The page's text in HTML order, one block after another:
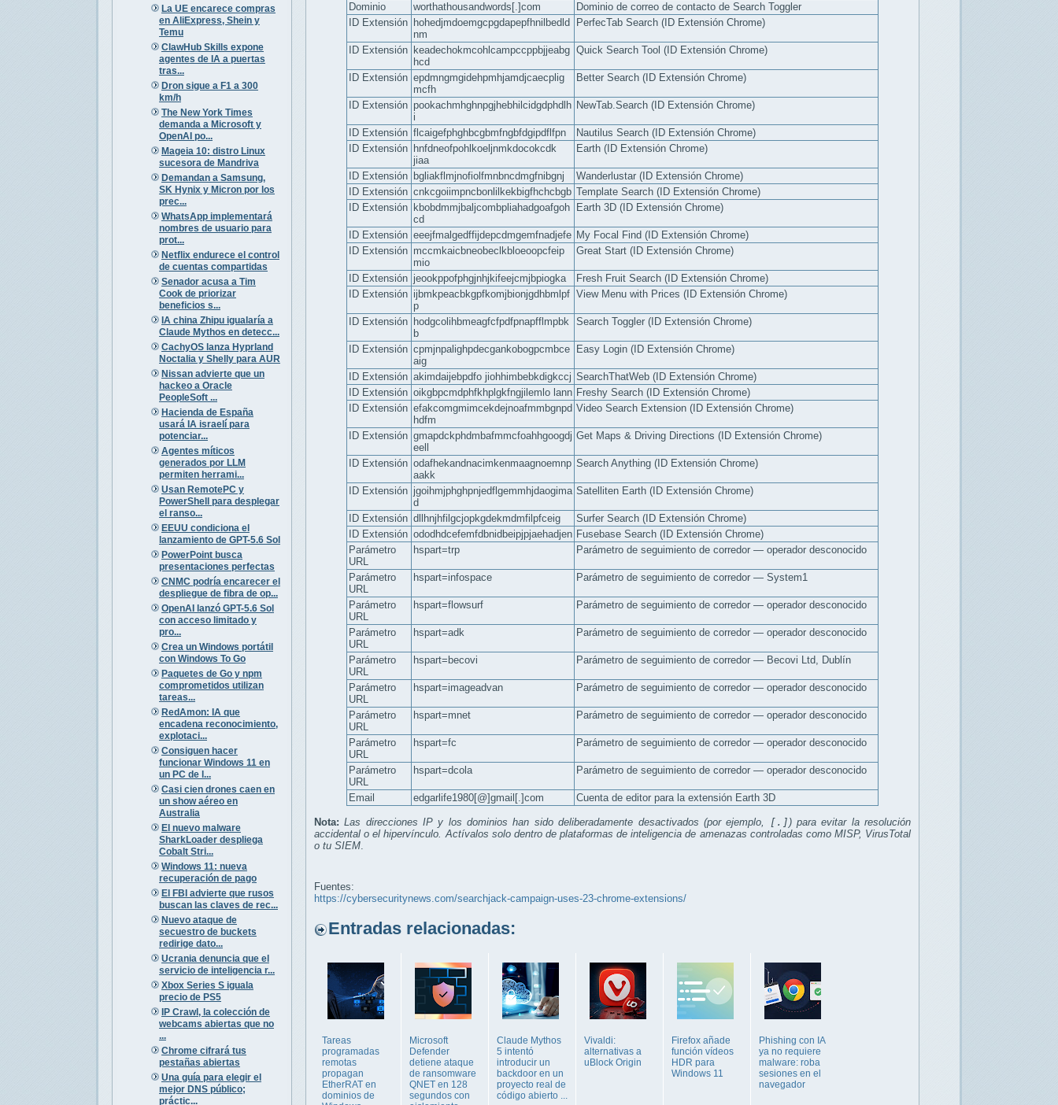
La UE encarece compras
en AliExpress, Shein y
Temu
ClawHub Skills expone
agentes de IA a puertas
tras...
Dron sigue a F1 a 300
km/h
The New York Times
demanda a Microsoft y
OpenAI po...
Mageia 10: distro Linux
sucesora de Mandriva
Demandan a Samsung,
SK Hynix y Micron por los
prec...
WhatsApp implementará
nombres de usuario para
prot...
Netflix endurece el control
de cuentas compartidas
Senador acusa a Tim
Cook de priorizar
beneficios s...
IA china Zhipu igualaría a
Claude Mythos en detecc...
CachyOS lanza Hyprland
Noctalia y Shelly para AUR
Nissan advierte que un
hackeo a Oracle
PeopleSoft ...
Hacienda de España
usará IA israelí para
potenciar...
Agentes míticos
generados por LLM
permiten herrami...
Usan RemotePC y
PowerShell para desplegar
el ranso...
EEUU condiciona el
lanzamiento de GPT-5.6 Sol
PowerPoint busca
presentaciones perfectas
CNMC podría encarecer el
despliegue de fibra de op...
OpenAI lanzó GPT-5.6 Sol
con acceso limitado y
pro...
Crea un Windows portátil
con Windows To Go
Paquetes de Go y npm
comprometidos utilizan
tareas...
RedAmon: IA que
encadena reconocimiento,
explotaci...
Consiguen hacer
funcionar Windows 11 en
un PC de l...
Casi cien drones caen en
un show aéreo en
Australia
El nuevo malware
SharkLoader despliega
Cobalt Stri...
Windows 11: nueva
recuperación de pago
El FBI advierte que rusos
buscan las claves de rec...
Nuevo ataque de
secuestro de buckets
redirige dato...
Ucrania denuncia que el
servicio de inteligencia r...
Xbox Series S iguala
precio de PS5
IP Crawl, la colección de
webcams abiertas que no
...
Chrome cifrará tus
pestañas abiertas
Una guía para elegir el
mejor DNS público;
práctic...
Dominio
worthathousandwords[.]com
Dominio de correo de contacto de Search Toggler
ID Extensión hohedjmdoemgcpgdapepfhnilbedld
nm
PerfecTab Search (ID Extensión Chrome)
ID Extensión keadechokmcohlcampccppbjjeabg
hcd
Quick Search Tool (ID Extensión Chrome)
ID Extensión epdmngmgidehpmhjamdjcaecplig
mcfh
Better Search (ID Extensión Chrome)
ID Extensión pookachmhghnpgjhebhilcidgdphdlh
i
NewTab.Search (ID Extensión Chrome)
ID Extensión flcaigefphghbcgbmfngbfdgipdflfpn
Nautilus Search (ID Extensión Chrome)
ID Extensión hnfdneofpohlkoeljnmkdocokcdk
jiaa
Earth (ID Extensión Chrome)
ID Extensión bgliakflmjnofiolfmnbncdmgfnibgnj
Wanderlustar (ID Extensión Chrome)
ID Extensión cnkcgoiimpncbonlilkekbigfhchcbgb Template Search (ID Extensión Chrome)
ID Extensión kbobdmmjbaljcombpliahadgoafgoh
cd
Earth 3D (ID Extensión Chrome)
ID Extensión eeejfmalgedffijdepcdmgemfnadjefe My Focal Find (ID Extensión Chrome)
ID Extensión mccmkaicbneobeclkbloeoopcfeip
mio
Great Start (ID Extensión Chrome)
ID Extensión jeookppofphgjnhjkifeejcmjbpiogka
Fresh Fruit Search (ID Extensión Chrome)
ID Extensión ijbmkpeacbkgpfkomjbionjgdhbmlpf
p
View Menu with Prices (ID Extensión Chrome)
ID Extensión hodgcolihbmeagfcfpdfpnapfflmpbk
b
Search Toggler (ID Extensión Chrome)
ID Extensión cpmjnpalighpdecgankobogpcmbce
aig
Easy Login (ID Extensión Chrome)
ID Extensión akimdaijebpdfo jiohhimbebkdigkccj SearchThatWeb (ID Extensión Chrome)
ID Extensión oikgbpcmdphfkhplgkfngjilemlo lann Freshy Search (ID Extensión Chrome)
ID Extensión efakcomgmimcekdejnoafmmbgnpd
hdfm
Video Search Extension (ID Extensión Chrome)
ID Extensión gmapdckphdmbafmmcfoahhgoogdj
eell
Get Maps & Driving Directions (ID Extensión Chrome)
ID Extensión odafhekandnacimkenmaagnoemnp
aakk
Search Anything (ID Extensión Chrome)
ID Extensión jgoihmjphghpnjedflgemmhjdaogima
d
Satelliten Earth (ID Extensión Chrome)
ID Extensión dllhnjhfilgcjopkgdekmdmfilpfceig
Surfer Search (ID Extensión Chrome)
ID Extensión ododhdcefemfdbnidbeipjpjaehadjen Fusebase Search (ID Extensión Chrome)
Parámetro
URL
hspart=trp Parámetro de seguimiento de corredor — operador desconocido
Parámetro
URL
hspart=infospace Parámetro de seguimiento de corredor — System1
Parámetro
URL
hspart=flowsurf Parámetro de seguimiento de corredor — operador desconocido
Parámetro
URL
hspart=adk Parámetro de seguimiento de corredor — operador desconocido
Parámetro
URL
hspart=becovi Parámetro de seguimiento de corredor — Becovi Ltd, Dublín
Parámetro
URL
hspart=imageadvan Parámetro de seguimiento de corredor — operador desconocido
Parámetro
URL
hspart=mnet Parámetro de seguimiento de corredor — operador desconocido
Parámetro
URL
hspart=fc Parámetro de seguimiento de corredor — operador desconocido
Parámetro
URL
hspart=dcola Parámetro de seguimiento de corredor — operador desconocido
Email edgarlife1980[@]gmail[.]com Cuenta de editor para la extensión Earth 3D
Nota: Las direcciones IP y los dominios han sido deliberadamente desactivados (por ejemplo, [.] ) para evitar la resolución
accidental o el hipervínculo. Actívalos solo dentro de plataformas de inteligencia de amenazas controladas como MISP, VirusTotal
o tu SIEM.
Fuentes:
https://cybersecuritynews.com/searchjack-campaign-uses-23-chrome-extensions/
Entradas relacionadas:
Tareas
programadas
remotas
propagan
EtherRAT en
dominios de
Microsoft
Defender
detiene ataque
de ransomware
QNET en 128
segundos con
Claude Mythos
5 intentó
introducir un
backdoor en un
proyecto real de
código abierto ...
Vivaldi:
alternativas a
uBlock Origin
Firefox añade
función vídeos
HDR para
Windows 11
Phishing con IA
ya no requiere
malware: roba
sesiones en el
navegador